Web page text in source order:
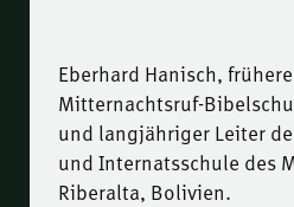
Eberhard Hanisch,
Mitternachtsruf-
und langjähriger Leiter
und Internatsschule des
Riberalta, Bolivien.